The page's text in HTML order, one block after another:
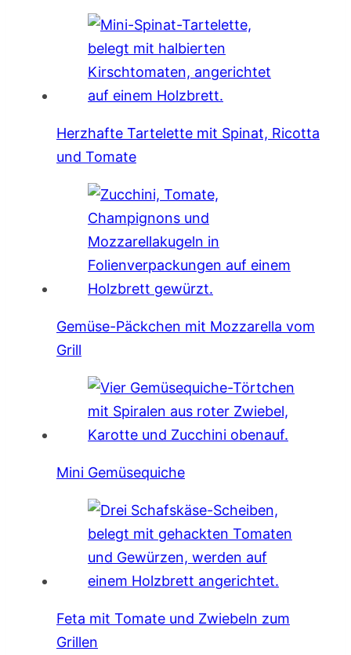
Herzhafte Tartelette mit Spinat, Ricotta
und Tomate
Gemüse-Päckchen mit Mozzarella vom
Grill
Mini Gemüsequiche
Feta mit Tomate und Zwiebeln zum
Grillen